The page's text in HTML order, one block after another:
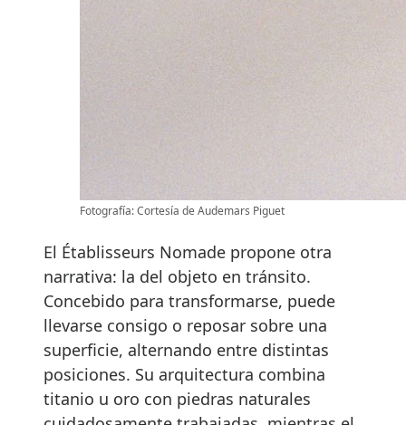
Fotografía: Cortesía de Audemars Piguet
El Établisseurs Nomade propone otra
narrativa: la del objeto en tránsito.
Concebido para transformarse, puede
llevarse consigo o reposar sobre una
superficie, alternando entre distintas
posiciones. Su arquitectura combina
titanio u oro con piedras naturales